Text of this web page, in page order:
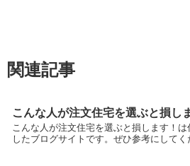
関連記事
こんな人が注文住宅を選ぶと損し
こんな人が注文住宅を選ぶと損します！
したブログサイトです。ぜひ参考にして